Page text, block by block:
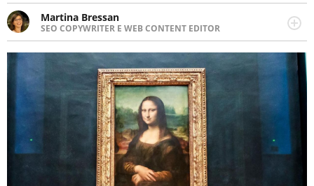
Martina Bressan
SEO COPYWRITER E WEB CONTENT EDITOR
Appassionata di viaggi, di trail running e di yoga, ama
scoprire nuovi posti e nuove culture. Curiosa,
determinata e intraprendente adora leggere ma
soprattutto scrivere.